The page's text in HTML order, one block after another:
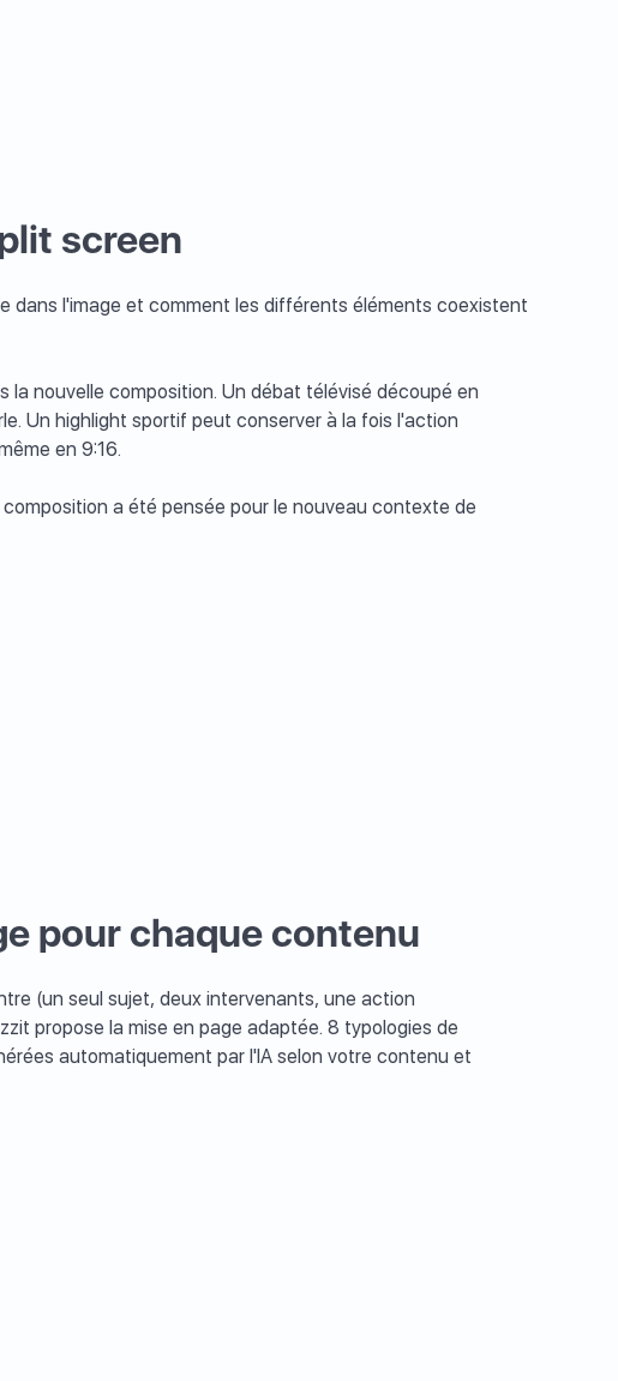
screen
dans l'image et comment les différents éléments coexistent
nouvelle composition. Un débat télévisé découpé en
Un highlight sportif peut conserver à la fois l'action
en 9:16.
a été pensée pour le nouveau contexte de
pour chaque contenu
(un seul sujet, deux intervenants, une action
propose la mise en page adaptée. 8 typologies de
automatiquement par l'IA selon votre contenu et